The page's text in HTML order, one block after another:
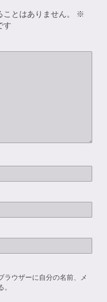
とはありません。
※
す
ラウザーに自分の名前、メ